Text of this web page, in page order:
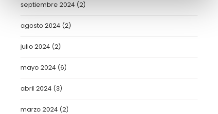
septiembre 2024 (2)
agosto 2024 (2)
julio 2024 (2)
mayo 2024 (6)
abril 2024 (3)
marzo 2024 (2)